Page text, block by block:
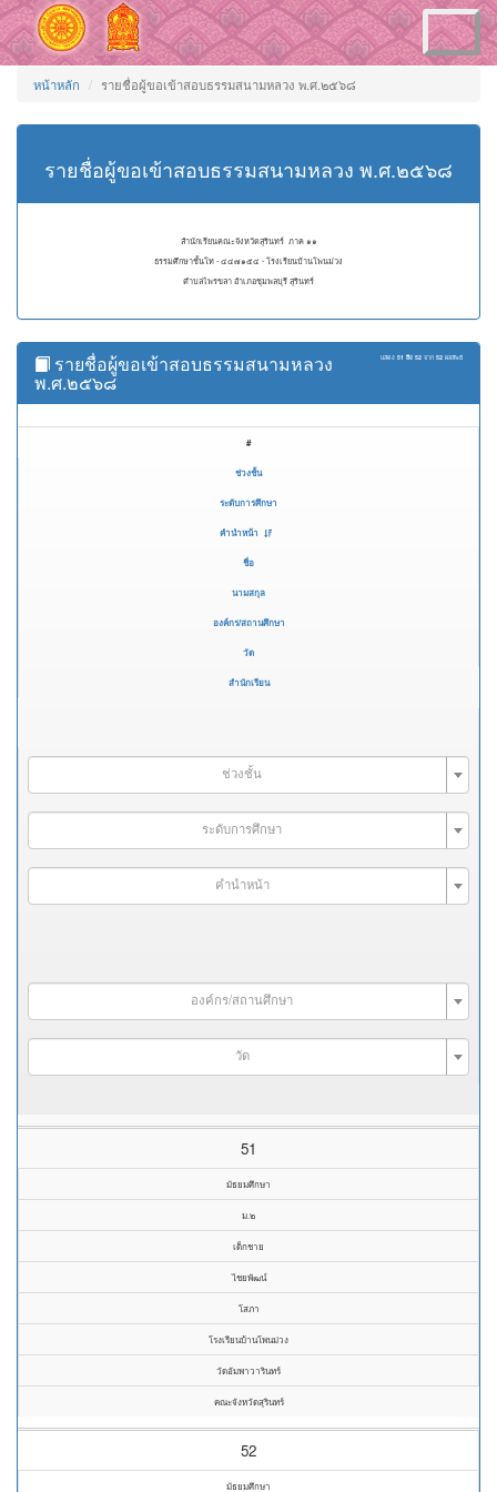
Toggle
navigation
หน้าหลัก รายชื่อผู้ขอเข้าสอบธรรมสนามหลวง พ.ศ.๒๕๖๘
รายชื่อผู้ขอเข้าสอบธรรมสนามหลวง พ.ศ.๒๕๖๘
สำนักเรียนคณะจังหวัดสุรินทร์ ภาค ๑๑
ธรรมศึกษาชั้นโท - ๔๔๗๑๕๔ - โรงเรียนบ้านโพนม่วง
ตำบลไพรขลา อำเภอชุมพลบุรี สุรินทร์
แสดง 51 ถึง 52 จาก 52 ผลลัพธ์
รายชื่อผู้ขอเข้าสอบธรรมสนามหลวง
พ.ศ.๒๕๖๘
#
ช่วงชั้น
ระดับการศึกษา
คำนำหน้า
ชื่อ
นามสกุล
องค์กร/สถานศึกษา
วัด
สำนักเรียน
ช่วงชั้น
ระดับการศึกษา
คำนำหน้า
องค์กร/สถานศึกษา
วัด
51
มัธยมศึกษา
ม.๒
เด็กชาย
ไชยพัฒน์
โสภา
โรงเรียนบ้านโพนม่วง
วัดอัมพาวารินทร์
คณะจังหวัดสุรินทร์
52
มัธยมศึกษา